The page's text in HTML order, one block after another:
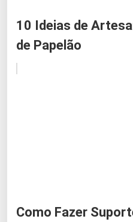
10 Ideias de
de Papelão
Como Fazer